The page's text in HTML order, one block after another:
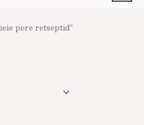
pere retseptid”